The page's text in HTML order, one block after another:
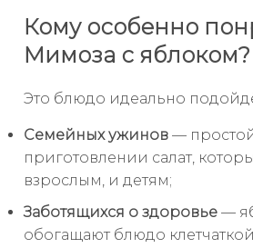
Кому особенно
Мимоза с яблоком?
Это блюдо идеально
Семейных ужинов —
приготовлении салат,
взрослым, и детям;
Заботящихся о здоровье —
обогащают блюдо